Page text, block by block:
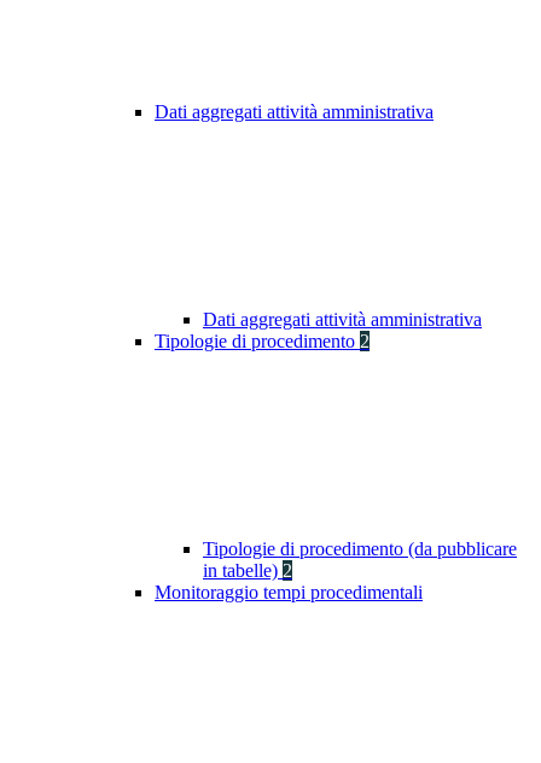
Dati aggregati attività amministrativa
Dati aggregati attività amministrativa
Tipologie di procedimento 2
Tipologie di procedimento (da pubblicare
in tabelle) 2
Monitoraggio tempi procedimentali